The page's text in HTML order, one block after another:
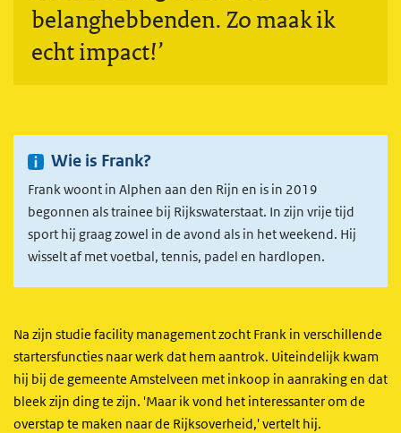
belanghebbenden. Zo maak ik
echt impact!’
Wie is Frank?
Frank woont in Alphen aan den Rijn en is in 2019
begonnen als trainee bij Rijkswaterstaat. In zijn vrije tijd
sport hij graag zowel in de avond als in het weekend. Hij
wisselt af met voetbal, tennis, padel en hardlopen.
Na zijn studie facility management zocht Frank in verschillende
startersfuncties naar werk dat hem aantrok. Uiteindelijk kwam
hij bij de gemeente Amstelveen met inkoop in aanraking en dat
bleek zijn ding te zijn. 'Maar ik vond het interessanter om de
overstap te maken naar de Rijksoverheid,' vertelt hij.